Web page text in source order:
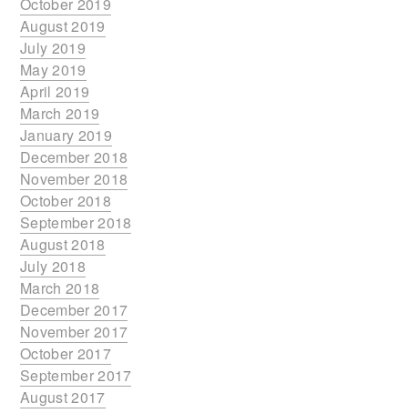
August 2019
July 2019
May 2019
April 2019
March 2019
January 2019
December 2018
November 2018
October 2018
September 2018
August 2018
July 2018
March 2018
December 2017
November 2017
October 2017
September 2017
August 2017